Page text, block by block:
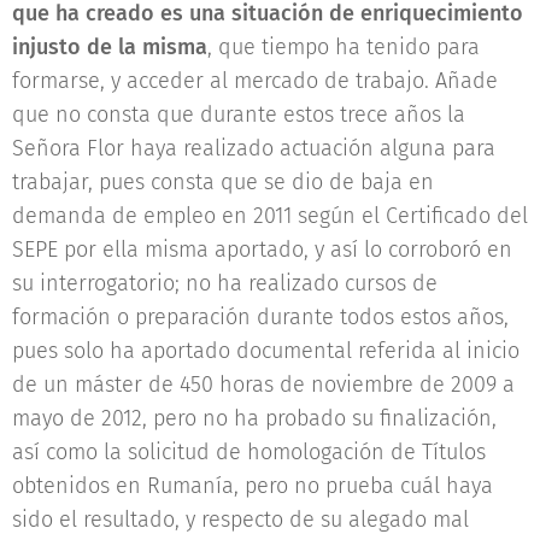
que ha creado es una situación de enriquecimiento
injusto de la misma, que tiempo ha tenido para
formarse, y acceder al mercado de trabajo. Añade
que no consta que durante estos trece años la
Señora Flor haya realizado actuación alguna para
trabajar, pues consta que se dio de baja en
demanda de empleo en 2011 según el Certificado del
SEPE por ella misma aportado, y así lo corroboró en
su interrogatorio; no ha realizado cursos de
formación o preparación durante todos estos años,
pues solo ha aportado documental referida al inicio
de un máster de 450 horas de noviembre de 2009 a
mayo de 2012, pero no ha probado su finalización,
así como la solicitud de homologación de Títulos
obtenidos en Rumanía, pero no prueba cuál haya
sido el resultado, y respecto de su alegado mal